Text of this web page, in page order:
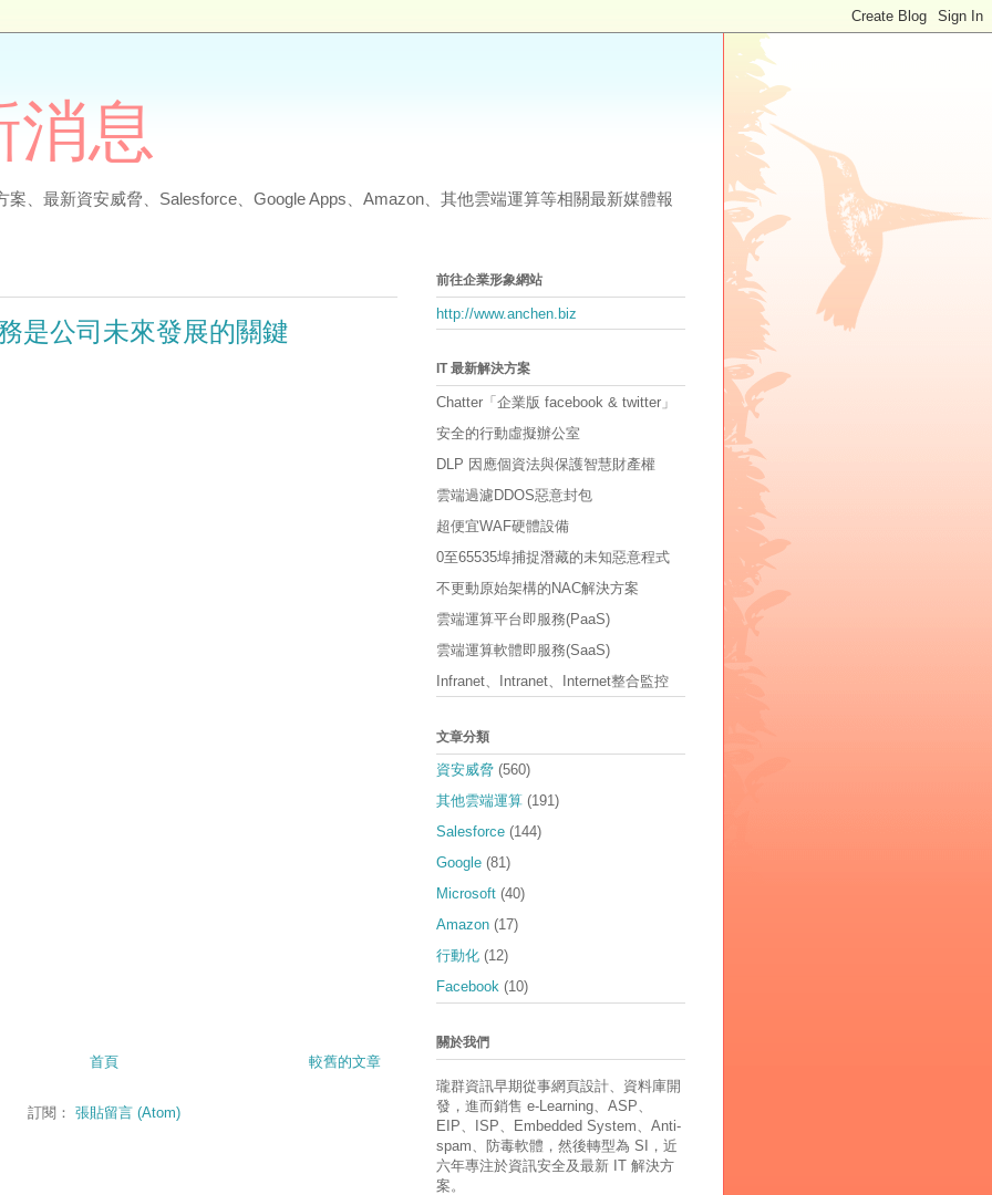
消息
案、最新資安威脅、Salesforce、Google Apps、Amazon、其他雲端運算等相關最新媒體報
是公司未來發展的關鍵
較舊的文章
首頁
訂閱： 張貼留言 (Atom)
前往企業形象網站
http://www.anchen.biz
IT 最新解決方案
Chatter「企業版 facebook & twitter」
安全的行動虛擬辦公室
DLP 因應個資法與保護智慧財產權
雲端過濾DDOS惡意封包
超便宜WAF硬體設備
0至65535埠捕捉潛藏的未知惡意程式
不更動原始架構的NAC解決方案
雲端運算平台即服務(PaaS)
雲端運算軟體即服務(SaaS)
Infranet、Intranet、Internet整合監控
文章分類
資安威脅 (560)
其他雲端運算 (191)
Salesforce (144)
Google (81)
Microsoft (40)
Amazon (17)
行動化 (12)
Facebook (10)
關於我們
瓏群資訊早期從事網頁設計、資料庫開
發，進而銷售 e-Learning、ASP、
EIP、ISP、Embedded System、Anti-
spam、防毒軟體，然後轉型為 SI，近
六年專注於資訊安全及最新 IT 解決方
案。